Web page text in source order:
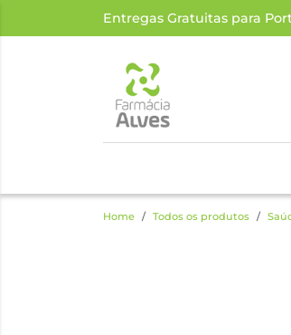
Entregas Gratuitas para
Home Todos os produtos